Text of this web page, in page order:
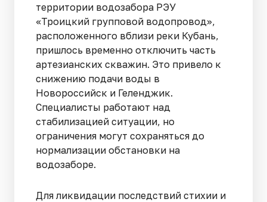
территории водозабора РЭУ
«Троицкий групповой водопровод»,
расположенного вблизи реки Кубань,
пришлось временно отключить часть
артезианских скважин. Это привело к
снижению подачи воды в
Новороссийск и Геленджик.
Специалисты работают над
стабилизацией ситуации, но
ограничения могут сохраняться до
нормализации обстановки на
водозаборе.
Для ликвидации последствий стихии и